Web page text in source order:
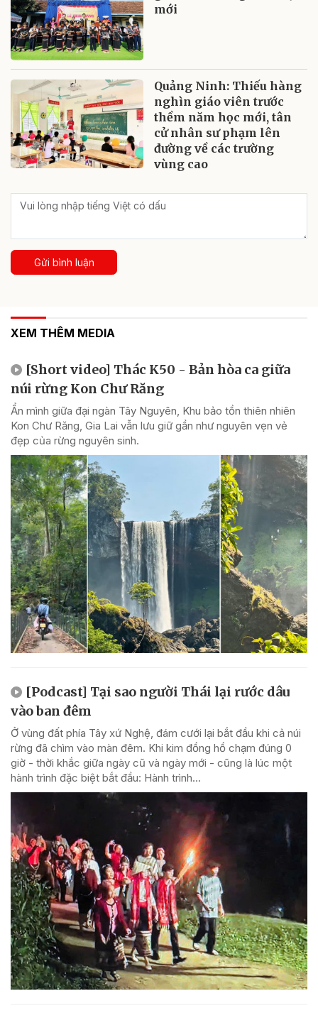
mới
Quảng Ninh: Thiếu hàng
nghìn giáo viên trước
thềm năm học mới, tân
cử nhân sư phạm lên
đường về các trường
vùng cao
Gửi bình luận
XEM THÊM MEDIA
[Short video] Thác K50 - Bản hòa ca giữa
núi rừng Kon Chư Răng
Ẩn mình giữa đại ngàn Tây Nguyên, Khu bảo tồn thiên nhiên
Kon Chư Răng, Gia Lai vẫn lưu giữ gần như nguyên vẹn vẻ
đẹp của rừng nguyên sinh.
[Podcast] Tại sao người Thái lại rước dâu
vào ban đêm
Ở vùng đất phía Tây xứ Nghệ, đám cưới lại bắt đầu khi cả núi
rừng đã chìm vào màn đêm. Khi kim đồng hồ chạm đúng 0
giờ - thời khắc giữa ngày cũ và ngày mới - cũng là lúc một
hành trình đặc biệt bắt đầu: Hành trình...